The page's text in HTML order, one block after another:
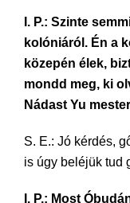
I. P.: Szinte
kolóniáról. Én a
közepén élek,
mondd meg, ki
Nádast Yu
S. E.: Jó kérdés,
is úgy beléjük tud
I. P.: Most